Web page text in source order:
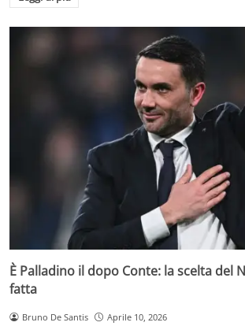
È Palladino il dopo Conte: la scelta del
fatta
Bruno De Santis Aprile 10, 2026